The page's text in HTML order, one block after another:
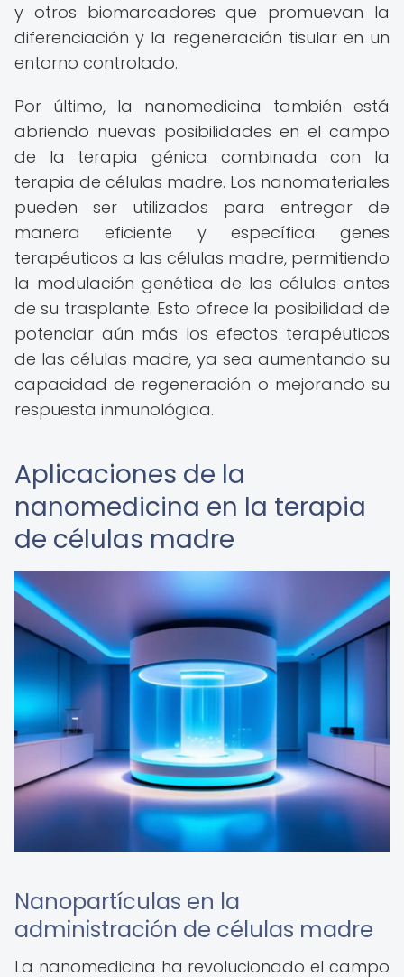
y otros biomarcadores que promuevan la
diferenciación y la regeneración tisular en un
entorno controlado.
Por último, la nanomedicina también está
abriendo nuevas posibilidades en el campo
de la terapia génica combinada con la
terapia de células madre. Los nanomateriales
pueden ser utilizados para entregar de
manera eficiente y específica genes
terapéuticos a las células madre, permitiendo
la modulación genética de las células antes
de su trasplante. Esto ofrece la posibilidad de
potenciar aún más los efectos terapéuticos
de las células madre, ya sea aumentando su
capacidad de regeneración o mejorando su
respuesta inmunológica.
Aplicaciones de la
nanomedicina en la terapia
de células madre
Nanopartículas en la
administración de células madre
La nanomedicina ha revolucionado el campo